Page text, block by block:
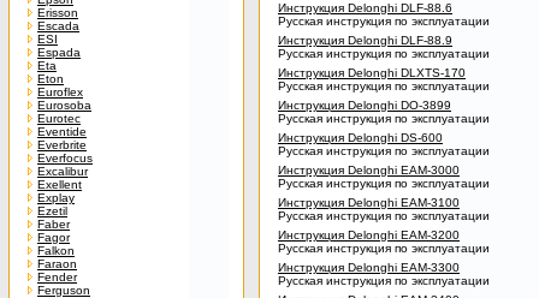
Erisson
Escada
ESI
Espada
Eta
Eton
Euroflex
Eurosoba
Eurotec
Eventide
Everbrite
Everfocus
Excalibur
Exellent
Explay
Ezetil
Faber
Fagor
Falkon
Faraon
Fender
Ferguson
Инструкция Delonghi DLF-88.6
Русская инструкция по эксплуатации
Инструкция Delonghi DLF-88.9
Русская инструкция по эксплуатации
Инструкция Delonghi DLXTS-170
Русская инструкция по эксплуатации
Инструкция Delonghi DO-3899
Русская инструкция по эксплуатации
Инструкция Delonghi DS-600
Русская инструкция по эксплуатации
Инструкция Delonghi EAM-3000
Русская инструкция по эксплуатации
Инструкция Delonghi EAM-3100
Русская инструкция по эксплуатации
Инструкция Delonghi EAM-3200
Русская инструкция по эксплуатации
Инструкция Delonghi EAM-3300
Русская инструкция по эксплуатации